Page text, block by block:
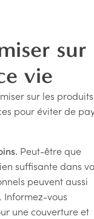
sur
vie
sur les produits
pour éviter de
Peut-être que
suffisante dans
peuvent aussi
Informez-vous
une couverture et